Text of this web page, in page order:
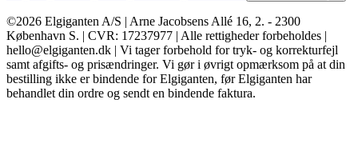
©2026 Elgiganten A/S | Arne Jacobsens Allé 16, 2. - 2300
København S. | CVR: 17237977 | Alle rettigheder forbeholdes |
hello@elgiganten.dk | Vi tager forbehold for tryk- og korrekturfejl
samt afgifts- og prisændringer. Vi gør i øvrigt opmærksom på at din
bestilling ikke er bindende for Elgiganten, før Elgiganten har
behandlet din ordre og sendt en bindende faktura.